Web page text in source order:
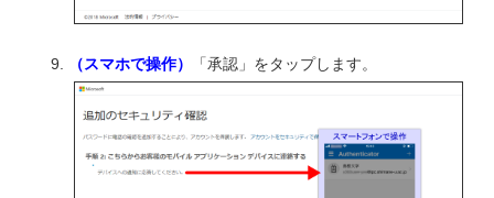
（スマホで操作） 「承認」をタップします。